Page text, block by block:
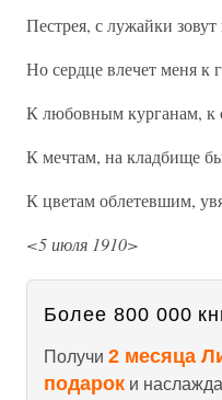
Пестрея, с лужайки зовут
Но сердце влечет меня к
К любовным курганам, к
К мечтам, на кладбище
К цветам облетевшим,
<5 июля 1910>
Более 800 000
Получи 2 месяца
подарок и